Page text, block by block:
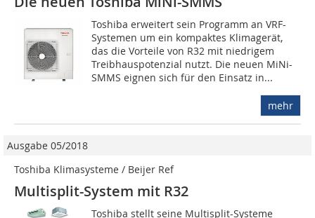
Toshiba erweitert sein Programm an VRF-
Systemen um ein kompaktes Klimagerät,
das die Vorteile von R32 mit niedrigem
Treibhauspotenzial nutzt. Die neuen MiNi-
SMMS eignen sich für den Einsatz in...
mehr
Ausgabe 05/2018
Toshiba Klimasysteme / Beijer Ref
Multisplit-System mit R32
Toshiba stellt seine Multisplit-Systeme